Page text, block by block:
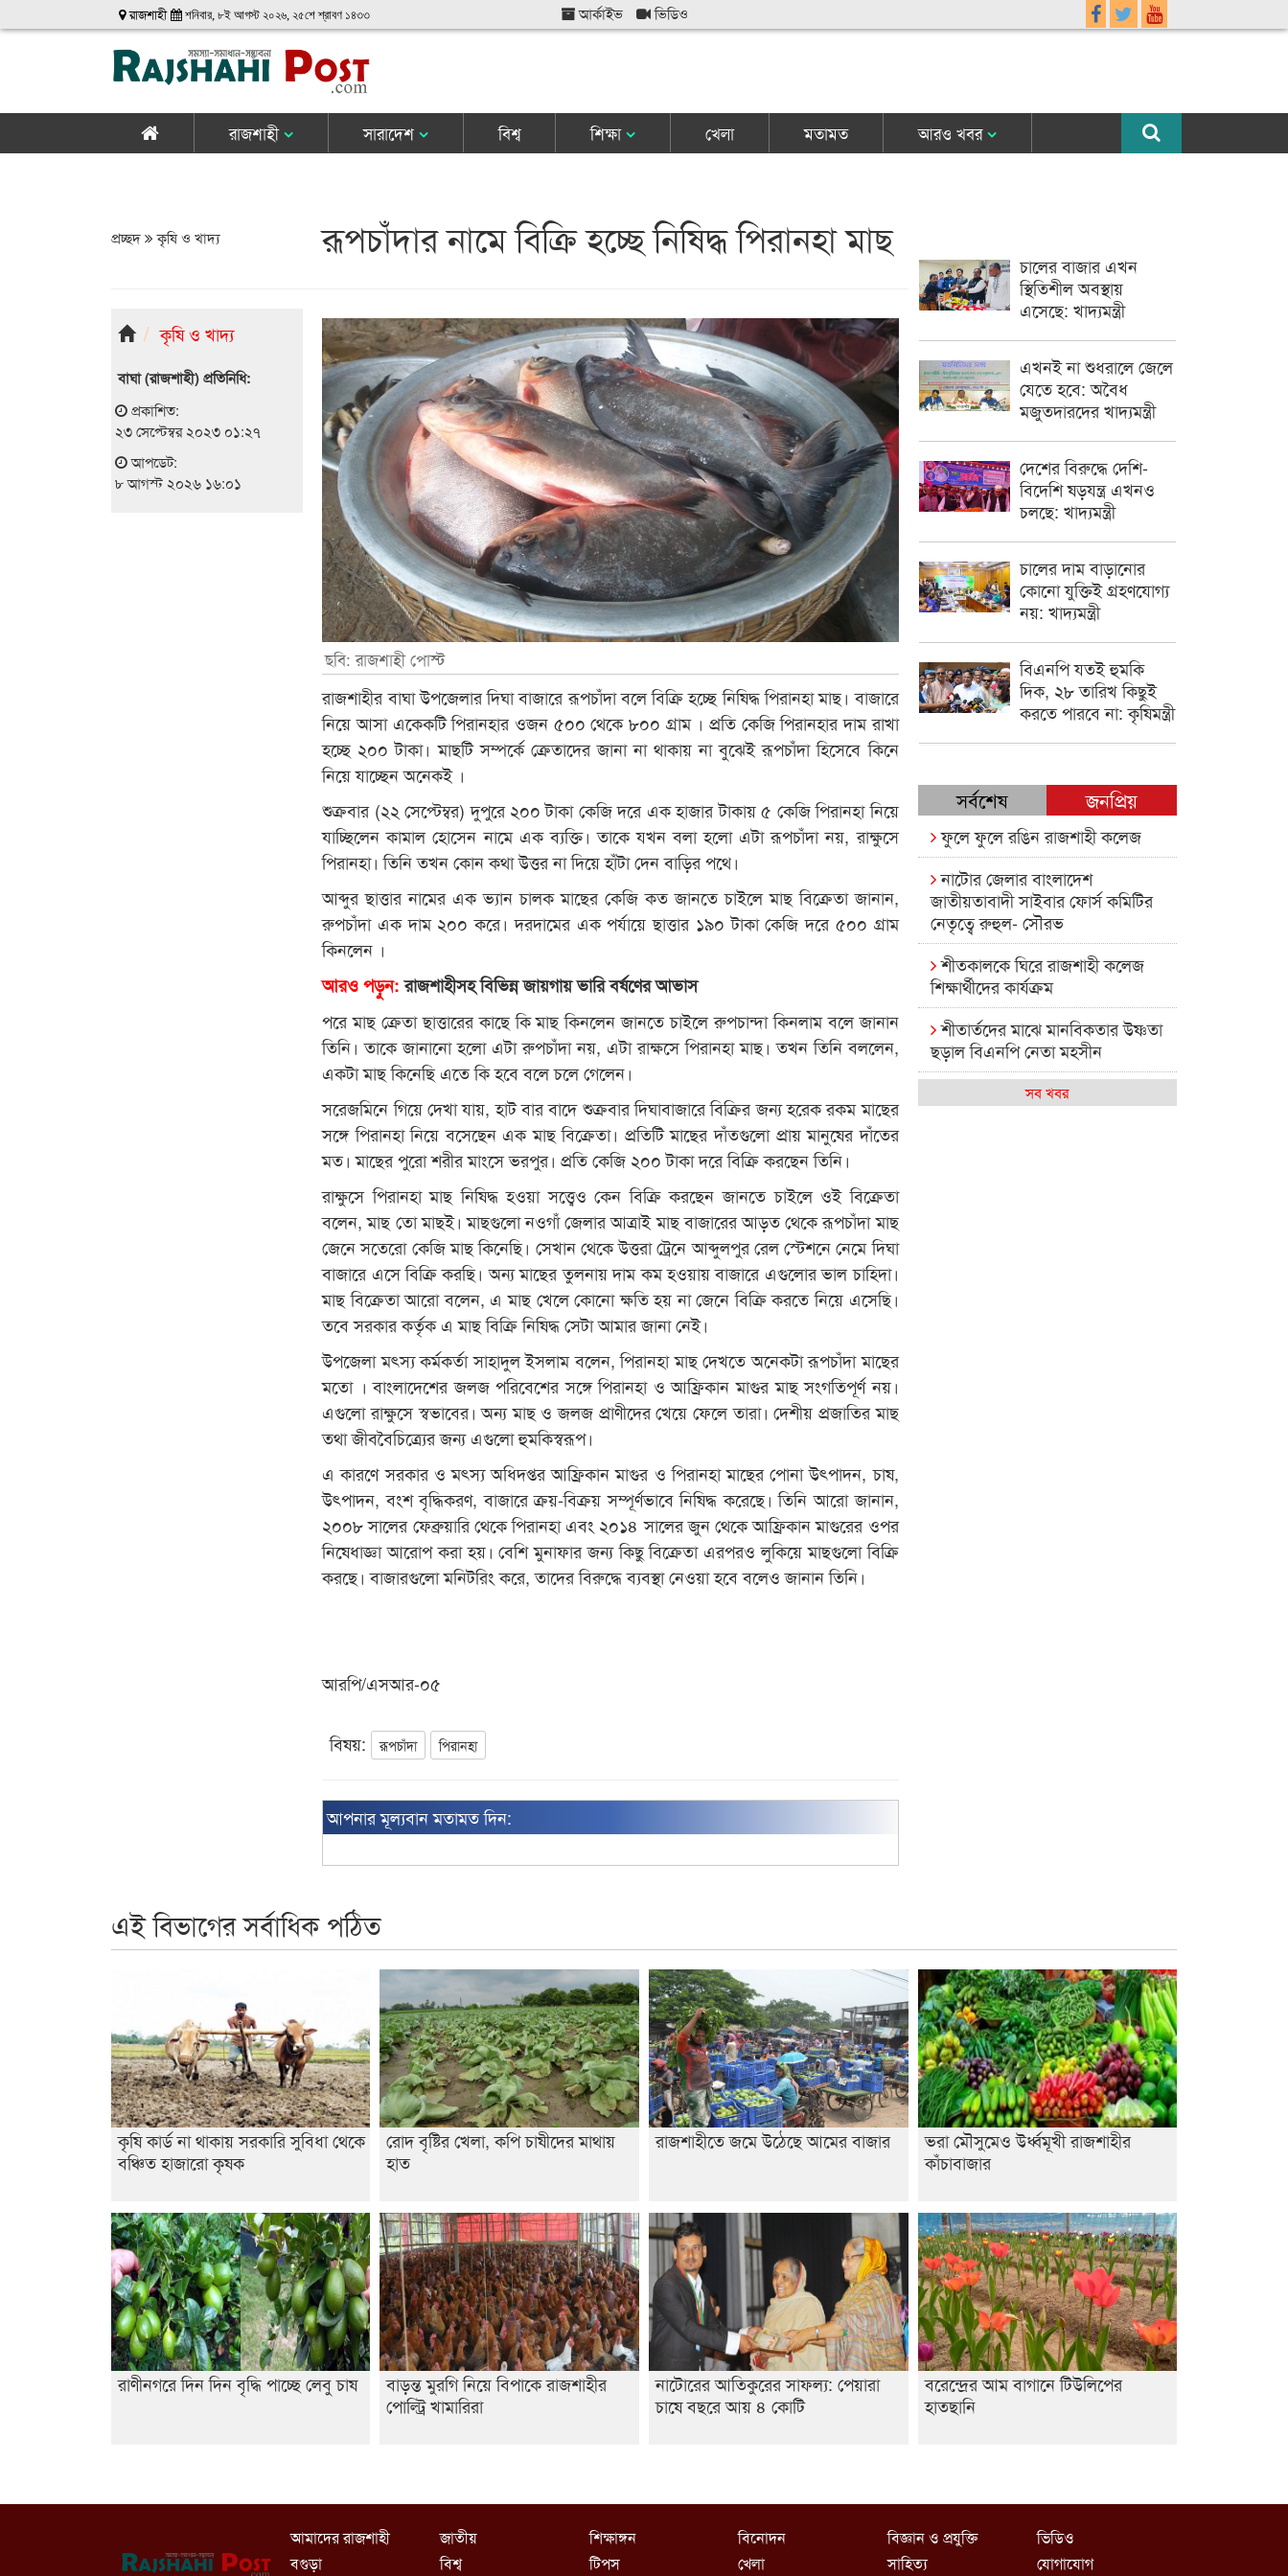
রাজশাহী শনিবার, ৮ই আগস্ট ২০২৬, ২৫শে শ্রাবণ ১৪৩৩ আর্কাইভ ভিডিও
রাজশাহী সারাদেশ বিশ্ব শিক্ষা খেলা মতামত আরও খবর
প্রচ্ছদ কৃষি ও খাদ্য রূপচাঁদার নামে বিক্রি হচ্ছে নিষিদ্ধ পিরানহা মাছ
কৃষি ও খাদ্য
বাঘা (রাজশাহী) প্রতিনিধি:
প্রকাশিত:
২৩ সেপ্টেম্বর ২০২৩ ০১:২৭
আপডেট:
৮ আগস্ট ২০২৬ ১৬:০১
ছবি: রাজশাহী পোস্ট
রাজশাহীর বাঘা উপজেলার দিঘা বাজারে রূপচাঁদা বলে বিক্রি হচ্ছে নিষিদ্ধ পিরানহা মাছ। বাজারে
নিয়ে আসা একেকটি পিরানহার ওজন ৫০০ থেকে ৮০০ গ্রাম । প্রতি কেজি পিরানহার দাম রাখা
হচ্ছে ২০০ টাকা। মাছটি সম্পর্কে ক্রেতাদের জানা না থাকায় না বুঝেই রূপচাঁদা হিসেবে কিনে
নিয়ে যাচ্ছেন অনেকই ।
শুক্রবার (২২ সেপ্টেম্বর) দুপুরে ২০০ টাকা কেজি দরে এক হাজার টাকায় ৫ কেজি পিরানহা নিয়ে
যাচ্ছিলেন কামাল হোসেন নামে এক ব্যক্তি। তাকে যখন বলা হলো এটা রূপচাঁদা নয়, রাক্ষুসে
পিরানহা। তিনি তখন কোন কথা উত্তর না দিয়ে হাঁটা দেন বাড়ির পথে।
আব্দুর ছাত্তার নামের এক ভ্যান চালক মাছের কেজি কত জানতে চাইলে মাছ বিক্রেতা জানান,
রুপচাঁদা এক দাম ২০০ করে। দরদামের এক পর্যায়ে ছাত্তার ১৯০ টাকা কেজি দরে ৫০০ গ্রাম
কিনলেন ।
আরও পড়ুন:রাজশাহীসহ বিভিন্ন জায়গায় ভারি বর্ষণের আভাস
পরে মাছ ক্রেতা ছাত্তারের কাছে কি মাছ কিনলেন জানতে চাইলে রুপচান্দা কিনলাম বলে জানান
তিনি। তাকে জানানো হলো এটা রুপচাঁদা নয়, এটা রাক্ষসে পিরানহা মাছ। তখন তিনি বললেন,
একটা মাছ কিনেছি এতে কি হবে বলে চলে গেলেন।
সরেজমিনে গিয়ে দেখা যায়, হাট বার বাদে শুক্রবার দিঘাবাজারে বিক্রির জন্য হরেক রকম মাছের
সঙ্গে পিরানহা নিয়ে বসেছেন এক মাছ বিক্রেতা। প্রতিটি মাছের দাঁতগুলো প্রায় মানুষের দাঁতের
মত। মাছের পুরো শরীর মাংসে ভরপুর। প্রতি কেজি ২০০ টাকা দরে বিক্রি করছেন তিনি।
রাক্ষুসে পিরানহা মাছ নিষিদ্ধ হওয়া সত্ত্বেও কেন বিক্রি করছেন জানতে চাইলে ওই বিক্রেতা
বলেন, মাছ তো মাছই। মাছগুলো নওগাঁ জেলার আত্রাই মাছ বাজারের আড়ত থেকে রূপচাঁদা মাছ
জেনে সতেরো কেজি মাছ কিনেছি। সেখান থেকে উত্তরা ট্রেনে আব্দুলপুর রেল স্টেশনে নেমে দিঘা
বাজারে এসে বিক্রি করছি। অন্য মাছের তুলনায় দাম কম হওয়ায় বাজারে এগুলোর ভাল চাহিদা।
মাছ বিক্রেতা আরো বলেন, এ মাছ খেলে কোনো ক্ষতি হয় না জেনে বিক্রি করতে নিয়ে এসেছি।
তবে সরকার কর্তৃক এ মাছ বিক্রি নিষিদ্ধ সেটা আমার জানা নেই।
উপজেলা মৎস্য কর্মকর্তা সাহাদুল ইসলাম বলেন, পিরানহা মাছ দেখতে অনেকটা রূপচাঁদা মাছের
মতো । বাংলাদেশের জলজ পরিবেশের সঙ্গে পিরানহা ও আফ্রিকান মাগুর মাছ সংগতিপূর্ণ নয়।
এগুলো রাক্ষুসে স্বভাবের। অন্য মাছ ও জলজ প্রাণীদের খেয়ে ফেলে তারা। দেশীয় প্রজাতির মাছ
তথা জীববৈচিত্র্যের জন্য এগুলো হুমকিস্বরূপ।
এ কারণে সরকার ও মৎস্য অধিদপ্তর আফ্রিকান মাগুর ও পিরানহা মাছের পোনা উৎপাদন, চাষ,
উৎপাদন, বংশ বৃদ্ধিকরণ, বাজারে ক্রয়-বিক্রয় সম্পূর্ণভাবে নিষিদ্ধ করেছে। তিনি আরো জানান,
২০০৮ সালের ফেব্রুয়ারি থেকে পিরানহা এবং ২০১৪ সালের জুন থেকে আফ্রিকান মাগুরের ওপর
নিষেধাজ্ঞা আরোপ করা হয়। বেশি মুনাফার জন্য কিছু বিক্রেতা এরপরও লুকিয়ে মাছগুলো বিক্রি
করছে। বাজারগুলো মনিটরিং করে, তাদের বিরুদ্ধে ব্যবস্থা নেওয়া হবে বলেও জানান তিনি।
আরপি/এসআর-০৫
বিষয়: রূপচাঁদা পিরানহা
আপনার মূল্যবান মতামত দিন:
চালের বাজার এখন
স্থিতিশীল অবস্থায়
এসেছে: খাদ্যমন্ত্রী
এখনই না শুধরালে জেলে
যেতে হবে: অবৈধ
মজুতদারদের খাদ্যমন্ত্রী
দেশের বিরুদ্ধে দেশি-
বিদেশি ষড়যন্ত্র এখনও
চলছে: খাদ্যমন্ত্রী
চালের দাম বাড়ানোর
কোনো যুক্তিই গ্রহণযোগ্য
নয়: খাদ্যমন্ত্রী
বিএনপি যতই হুমকি
দিক, ২৮ তারিখ কিছুই
করতে পারবে না: কৃষিমন্ত্রী
সর্বশেষ জনপ্রিয়
ফুলে ফুলে রঙিন রাজশাহী কলেজ
নাটোর জেলার বাংলাদেশ
জাতীয়তাবাদী সাইবার ফোর্স কমিটির
নেতৃত্বে রুহুল- সৌরভ
শীতকালকে ঘিরে রাজশাহী কলেজ
শিক্ষার্থীদের কার্যক্রম
শীতার্তদের মাঝে মানবিকতার উষ্ণতা
ছড়াল বিএনপি নেতা মহসীন
রাজশাহী কলেজের মিষ্টি বিকেল
সব খবর
এই বিভাগের সর্বাধিক পঠিত
কৃষি কার্ড না থাকায় সরকারি সুবিধা থেকে
বঞ্চিত হাজারো কৃষক
রোদ বৃষ্টির খেলা, কপি চাষীদের মাথায়
হাত
রাজশাহীতে জমে উঠেছে আমের বাজার
ভরা মৌসুমেও উর্ধ্বমূখী রাজশাহীর
কাঁচাবাজার
রাণীনগরে দিন দিন বৃদ্ধি পাচ্ছে লেবু চাষ
বাড়ন্ত মুরগি নিয়ে বিপাকে রাজশাহীর
পোল্ট্রি খামারিরা
নাটোরের আতিকুরের সাফল্য: পেয়ারা
চাষে বছরে আয় ৪ কোটি
বরেন্দ্রের আম বাগানে টিউলিপের
হাতছানি
আমাদের রাজশাহী
বগুড়া
জাতীয়
বিশ্ব
শিক্ষাঙ্গন
টিপস
বিনোদন
খেলা
বিজ্ঞান ও প্রযুক্তি
সাহিত্য
ভিডিও
যোগাযোগ